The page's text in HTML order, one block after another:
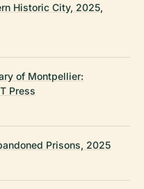
Historic City, 2025,
of Montpellier:
Press
Prisons, 2025